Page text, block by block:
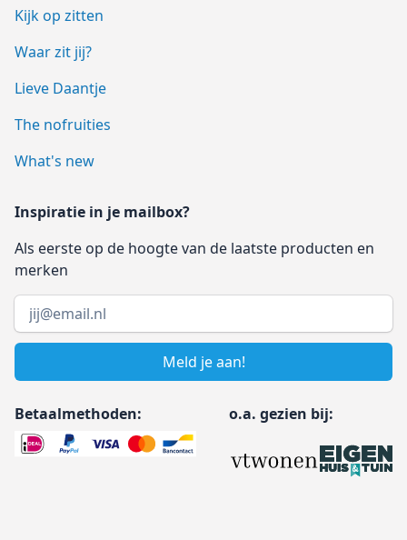
Kijk op zitten
Waar zit jij?
Lieve Daantje
The nofruities
What's new
Inspiratie in je mailbox?
Als eerste op de hoogte van de laatste producten en
merken
Email address
Meld je aan!
Betaalmethoden: o.a. gezien bij: